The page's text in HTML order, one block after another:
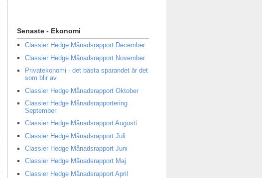
Senaste - Ekonomi
Classier Hedge Månadsrapport December
Classier Hedge Månadsrapport November
Privatekonomi - det bästa sparandet är det
som blir av
Classier Hedge Månadsrapport Oktober
Classier Hedge Månadsrapportering
September
Classier Hedge Månadsrapport Augusti
Classier Hedge Månadsrapport Juli
Classier Hedge Månadsrapport Juni
Classier Hedge Månadsrapport Maj
Classier Hedge Månadsrapport April